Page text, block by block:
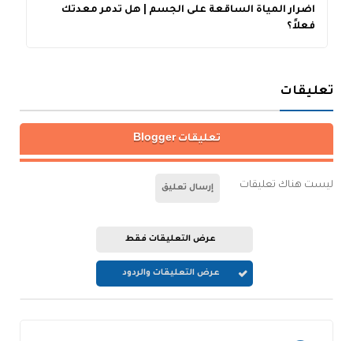
اضرار المياة الساقعة على الجسم | هل تدمر معدتك
فعلاً؟
تعليقات
تعليقات Blogger
ليست هناك تعليقات إرسال تعليق
عرض التعليقات فقط
عرض التعليقات والردود